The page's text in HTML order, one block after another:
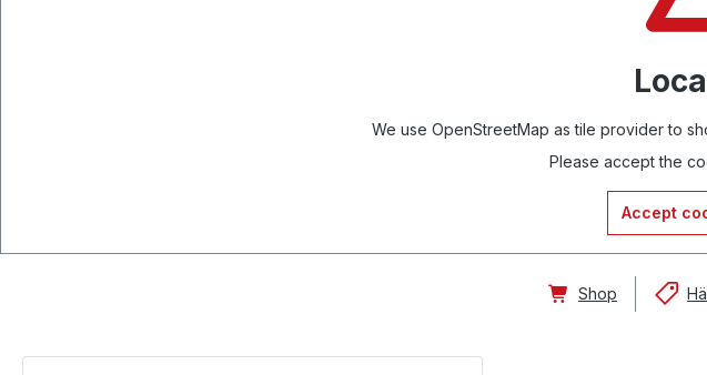
We use OpenStreetMap as tile provider to
Please accept the
Accept
Shop